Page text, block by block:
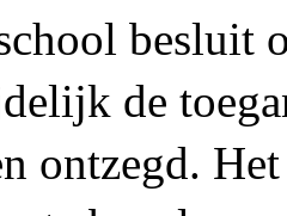
besluit
de
ontzegd.